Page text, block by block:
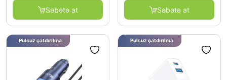
Səbətə at Səbətə at
Pulsuz çatdırılma Pulsuz çatdırılma